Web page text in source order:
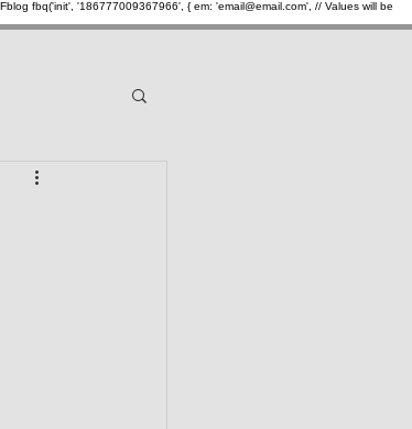
fbq('init', '186777009367966', { em: 'email@email.com', // Values will be
gerais